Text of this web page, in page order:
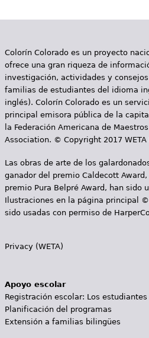
t
á
a
q
u
í
Colorín Colorado es un proyecto
ofrece una gran riqueza de
investigación, actividades y
familias de estudiantes del idioma
inglés). Colorín Colorado es un
principal emisora pública de la
la Federación Americana de
Association. © Copyright 2017
Las obras de arte de los
ganador del premio Caldecott
premio Pura Belpré Award, han sido
Ilustraciones en la página principal
sido usadas con permiso de
Privacy (WETA)
Apoyo escolar
Registración escolar: Los
Planificación del programas
Extensión a familias bilingües